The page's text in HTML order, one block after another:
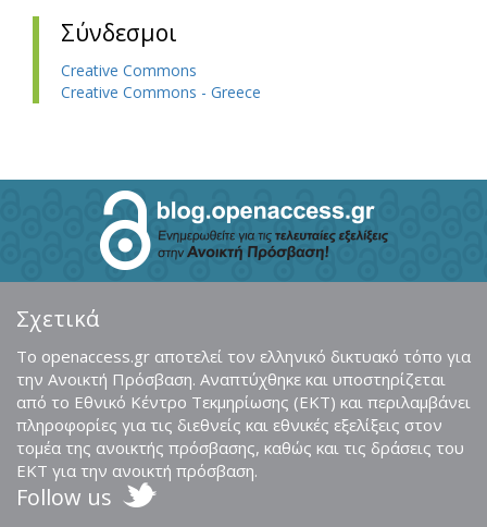
Σύνδεσμοι
Creative Commons
Creative Commons - Greece
Σχετικά
Το openaccess.gr αποτελεί τον ελληνικό δικτυακό τόπο για
την Ανοικτή Πρόσβαση. Αναπτύχθηκε και υποστηρίζεται
από το Εθνικό Κέντρο Τεκμηρίωσης (ΕΚΤ) και περιλαμβάνει
πληροφορίες για τις διεθνείς και εθνικές εξελίξεις στον
τομέα της ανοικτής πρόσβασης, καθώς και τις δράσεις του
ΕΚΤ για την ανοικτή πρόσβαση.
Follow us